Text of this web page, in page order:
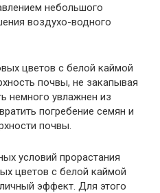
небольшого
воздухо-водного
цветов с белой каймой
почвы, не закапывая
немного увлажнен из
погребение семян и
почвы.
условий прорастания
цветов с белой каймой
эффект. Для этого